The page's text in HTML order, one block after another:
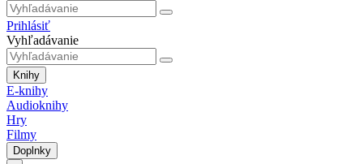
Prihlásiť
Vyhľadávanie
Knihy
E-knihy
Audioknihy
Hry
Filmy
Doplnky